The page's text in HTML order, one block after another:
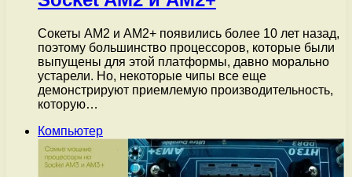
Сокеты AM2 и AM2+ появились более 10 лет назад,
поэтому большинство процессоров, которые были
выпущены для этой платформы, давно морально
устарели. Но, некоторые чипы все еще
демонстрируют приемлемую производительность,
которую…
Компьютер